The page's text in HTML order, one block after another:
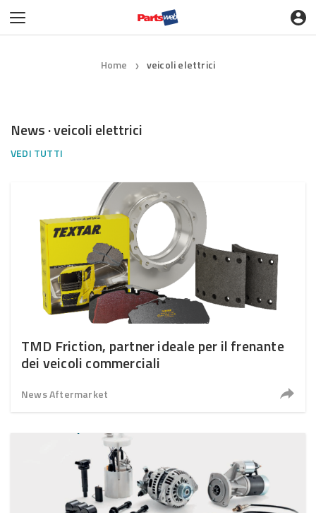
Home ❯ veicoli elettrici
News · veicoli elettrici
VEDI TUTTI
TMD Friction, partner ideale per il frenante
dei veicoli commerciali
News Aftermarket